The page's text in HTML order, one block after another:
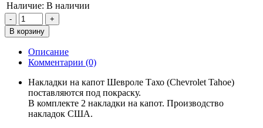
Наличие: В наличии
Описание
Комментарии (0)
Накладки на капот Шевроле Тахо (Chevrolet Tahoe)
поставляются под покраску.
В комплекте 2 накладки на капот. Производство
накладок США.